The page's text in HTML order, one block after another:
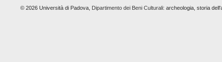
© 2026 Università di Padova, Dipartimento dei Beni Culturali: archeologia, storia